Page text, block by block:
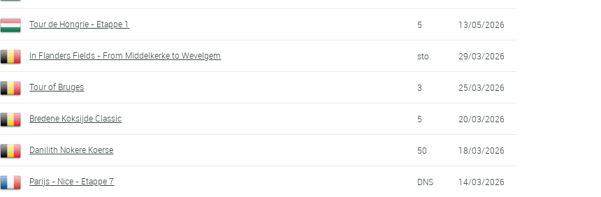
Tour de Hongrie - Etappe 1 5 13/05/2026
In Flanders Fields - From Middelkerke to Wevelgem sto. 29/03/2026
Tour of Bruges 3 25/03/2026
Bredene Koksijde Classic 5 20/03/2026
Danilith Nokere Koerse 50 18/03/2026
Parijs - Nice - Etappe 7 DNS 14/03/2026